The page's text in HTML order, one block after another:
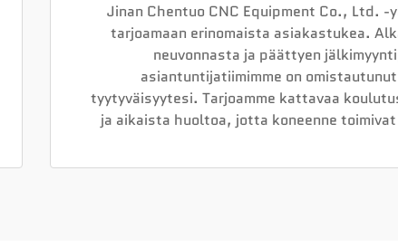
Jinan Chentuo CNC Equipment Co., Ltd. -
tarjoamaan erinomaista asiakastukea.
neuvonnasta ja päättyen
asiantuntijatiimimme on
tyytyväisyytesi. Tarjoamme kattavaa
ja aikaista huoltoa, jotta koneenne